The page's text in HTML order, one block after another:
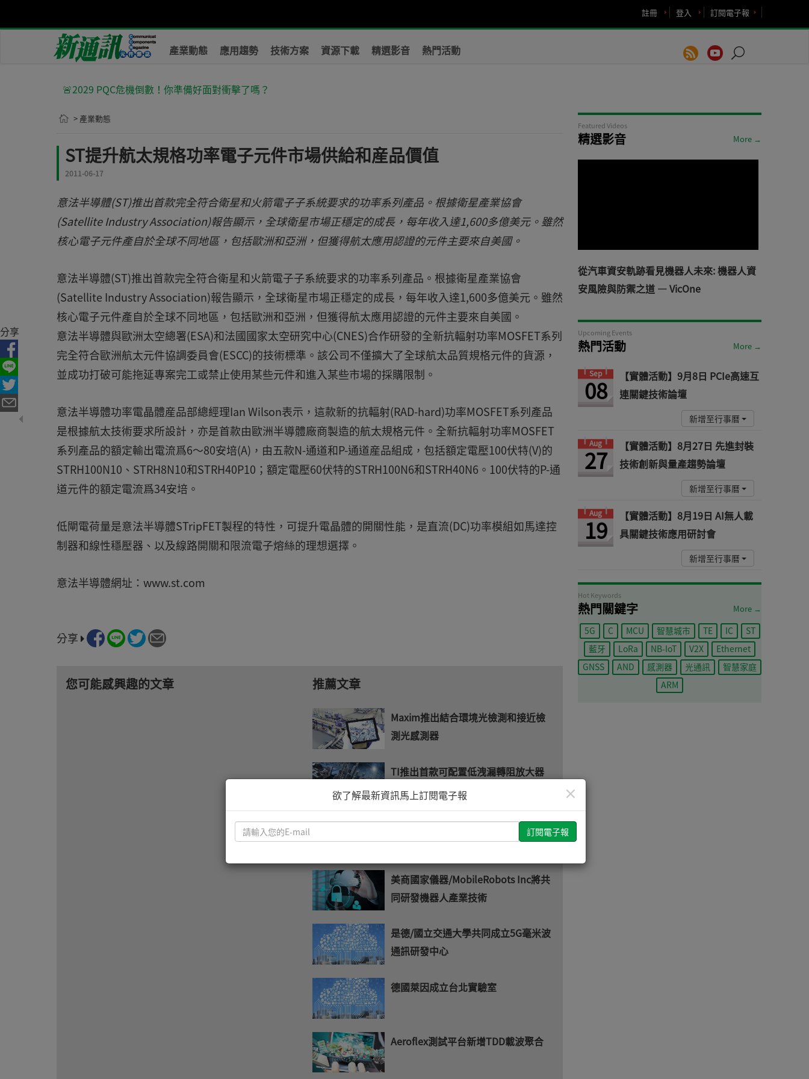
訂閱電子報
登入
註冊
產業動態 應用趨勢 技術方案 資源下載 精選影音 熱門活動
🚨2029 PQC危機倒數！你準備好面對衝擊了嗎？
> 產業動態
ST提升航太規格功率電子元件市場供給和産品價值
2011-06-17
意法半導體(ST)推出首款完全符合衛星和火箭電子子系統要求的功率系列產品。根據衛星產業協會
(Satellite Industry Association)報告顯示，全球衛星市場正穩定的成長，每年收入達1,600多億美元。雖然
核心電子元件產自於全球不同地區，包括歐洲和亞洲，但獲得航太應用認證的元件主要來自美國。
意法半導體(ST)推出首款完全符合衛星和火箭電子子系統要求的功率系列產品。根據衛星產業協會
(Satellite Industry Association)報告顯示，全球衛星市場正穩定的成長，每年收入達1,600多億美元。雖然
核心電子元件產自於全球不同地區，包括歐洲和亞洲，但獲得航太應用認證的元件主要來自美國。
意法半導體與歐洲太空總署(ESA)和法國國家太空研究中心(CNES)合作研發的全新抗輻射功率MOSFET系列
完全符合歐洲航太元件協調委員會(ESCC)的技術標準。該公司不僅擴大了全球航太品質規格元件的貨源，
並成功打破可能拖延專案完工或禁止使用某些元件和進入某些市場的採購限制。
意法半導體功率電晶體産品部總經理Ian Wilson表示，這款新的抗輻射(RAD-hard)功率MOSFET系列產品
是根據航太技術要求所設計，亦是首款由歐洲半導體廠商製造的航太規格元件。全新抗輻射功率MOSFET
系列產品的額定輸出電流爲6～80安培(A)，由五款N-通道和P-通道産品組成，包括額定電壓100伏特(V)的
STRH100N10、STRH8N10和STRH40P10；額定電壓60伏特的STRH100N6和STRH40N6。100伏特的P-通
道元件的額定電流爲34安培。
低閘電荷量是意法半導體STripFET製程的特性，可提升電晶體的開關性能，是直流(DC)功率模組如馬達控
制器和線性穩壓器、以及線路開關和限流電子熔絲的理想選擇。
意法半導體網址：www.st.com
分享
您可能感興趣的文章 推薦文章
Maxim推出結合環境光檢測和接近檢
測光感測器
TI推出首款可配置低洩漏轉阻放大器
微控制器
凌力爾特發表四組新款微型穩壓器
美商國家儀器/MobileRobots Inc將共
同研發機器人產業技術
是德/國立交通大學共同成立5G毫米波
通訊研發中心
德國萊因成立台北實驗室
Aeroflex測試平台新增TDD載波聚合
Featured Videos
精選影音 More →
從汽車資安軌跡看見機器人未來: 機器人資
安風險與防禦之道 — VicOne
Upcoming Events
熱門活動 More →
Sep
08
【實體活動】9月8日 PCIe高速互
連關鍵技術論壇
新增至行事曆
Aug
27
【實體活動】8月27日 先進封裝
技術創新與量產趨勢論壇
新增至行事曆
Aug
19
【實體活動】8月19日 AI無人載
具關鍵技術應用研討會
新增至行事曆
Hot Keywords
熱門關鍵字 More →
5G C MCU 智慧城市 TE IC
ST
藍牙
LoRa NB-IoT V2X
Ethernet
GNSS
AND 感測器 光通訊
智慧家庭
ARM
分享
×
欲了解最新資訊馬上訂閱電子報
輸
您
的
E-